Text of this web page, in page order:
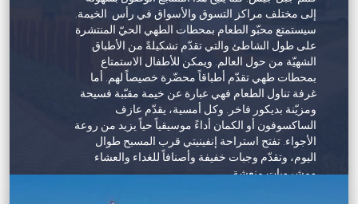
التعرف على أهميتها في حماية الساحل، وإيواء الحياة
البحرية العصرية، والعمل كمورد غني للمجتمعات
المحلية.
وتوفّر أماكن فريدة للاجتماعات الخاصّة وحفلات العشاء
الفاخرة والاحتفالات المميّزة. يفتح السبا أبوابه في أبريل
2022.
إلى مختلف مراكز التسوق والأسواق في رأس الخيمة.
سيستمتع محبّو الطعام بمحطات الطهي الحيّ المنتشرة
على طول الشاطئ والتي تقدّم تشكيلةً من الأطباق
الشهيّة من حول العالم. ويمكن للأطفال الاستمتاع
بمحطات طهي تقدّم أطباقاً محضّرة خصيصاً لهم. أما
غرفة تناول الطعام فهي عبارة عن خيمة مقبّبة فسيحة
ومزيّنة بديكور فاخر. وكل أمسية، يقدّم عازف
الساكسوفون أو الكمان أداءً موسيقياً حياً يزيد من روعة
الأجواء. تفتح استراحة إنفينيتي قرب المسبح طوال
اليوم، وتقدّم وجبات خفيفة وأصنافاً للغداء والعشاء
ومشروبات منعشة.